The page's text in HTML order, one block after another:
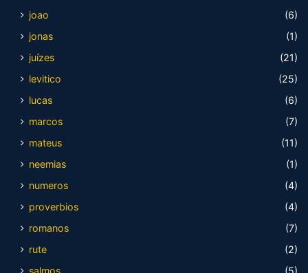
joao
(6)
jonas
(1)
juízes
(21)
levitico
(25)
lucas
(6)
marcos
(7)
mateus
(11)
neemias
(1)
numeros
(4)
proverbios
(4)
romanos
(7)
rute
(2)
salmos
(5)